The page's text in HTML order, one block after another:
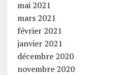
mai 2021
mars 2021
février 2021
janvier 2021
décembre 2020
novembre 2020